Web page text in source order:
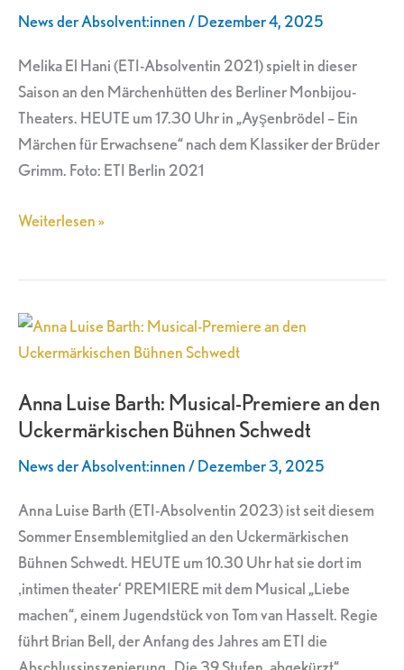
News der Absolvent:innen/Dezember 4, 2025
Melika El Hani (ETI-Absolventin 2021) spielt in dieser
Saison an den Märchenhütten des Berliner Monbijou-
Theaters. HEUTE um 17.30 Uhr in „Ayşenbrödel – Ein
Märchen für Erwachsene“ nach dem Klassiker der Brüder
Grimm. Foto: ETI Berlin 2021
an
Berliner
Märchenhütten
Weiterlesen »
Anna Luise Barth: Musical-Premiere an den
Uckermärkischen Bühnen Schwedt
News der Absolvent:innen/Dezember 3, 2025
Anna Luise Barth (ETI-Absolventin 2023) ist seit diesem
Sommer Ensemblemitglied an den Uckermärkischen
Bühnen Schwedt. HEUTE um 10.30 Uhr hat sie dort im
‚intimen theater‘ PREMIERE mit dem Musical „Liebe
machen“, einem Jugendstück von Tom van Hasselt. Regie
führt Brian Bell, der Anfang des Jahres am ETI die
Anna
Luise
Musical-
Premiere
an
Uckermärkischen
Bühnen
Schwedt